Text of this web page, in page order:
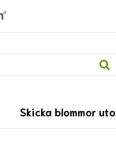
Skicka blommor